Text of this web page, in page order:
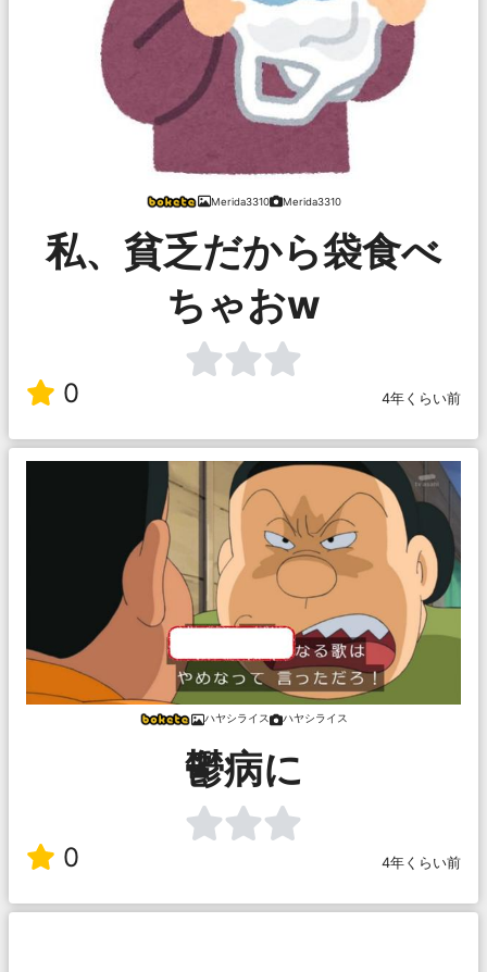
Merida3310 Merida3310
私、貧乏だから袋食べ
ちゃおw
0 4年くらい前
ハヤシライス ハヤシライス
鬱病に
0 4年くらい前